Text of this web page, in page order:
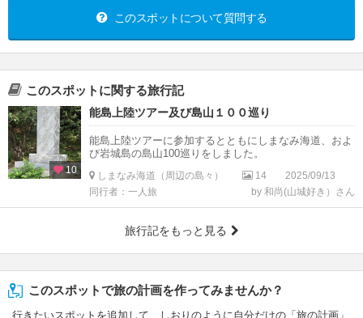
このスポットについて質問する
このスポットに関する旅行記
10
能島上陸ツアー及び島山１００巡り
能島上陸ツアーに参加するとともにしまなみ海道、およ
び岩城島の島山100巡りをしました。
しまなみ海道（周辺の島々） 14
2025/09/13
同行者：一人旅
by 和尚(山城好き）さん
旅行記をもっと見る
このスポットで旅の計画を作ってみませんか？
行きたいスポットを追加して、しおりのように自分だけの「旅の計画」